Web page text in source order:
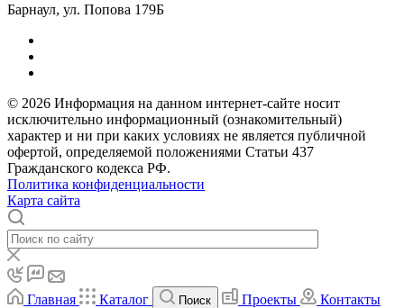
Барнаул, ул. Попова 179Б
© 2026 Информация на данном интернет-сайте носит
исключительно информационный (ознакомительный)
характер и ни при каких условиях не является публичной
офертой, определяемой положениями Статьи 437
Гражданского кодекса РФ.
Политика конфиденциальности
Карта сайта
Главная Каталог Поиск Проекты Контакты